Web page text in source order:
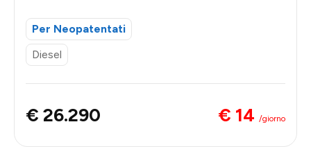
Per Neopatentati
Diesel
€ 26.290 € 14 /giorno